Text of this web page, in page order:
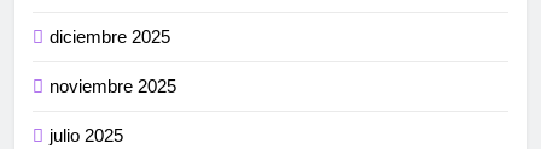
diciembre 2025
noviembre 2025
julio 2025